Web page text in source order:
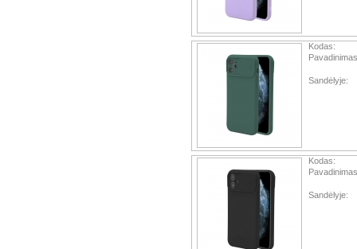
Kodas:
Sandėlyje:
Kodas:
Sandėlyje: